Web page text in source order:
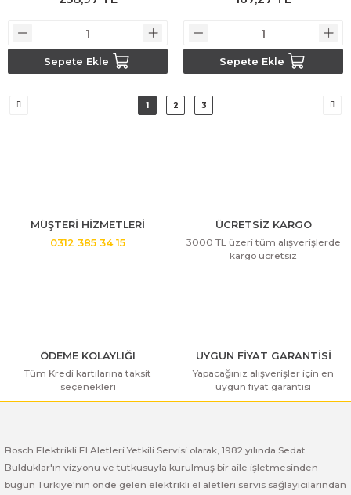
Sepete Ekle Sepete Ekle
1 2 3
MÜŞTERİ HİZMETLERİ
0312 385 34 15
ÜCRETSİZ KARGO
3000 TL üzeri tüm alışverişlerde
kargo ücretsiz
ÖDEME KOLAYLIĞI
Tüm Kredi kartılarına taksit
seçenekleri
UYGUN FİYAT GARANTİSİ
Yapacağınız alışverişler için en
uygun fiyat garantisi
Bosch Elektrikli El Aletleri Yetkili Servisi olarak, 1982 yılında Sedat
Bulduklar'ın vizyonu ve tutkusuyla kurulmuş bir aile işletmesinden
bugün Türkiye'nin önde gelen elektrikli el aletleri servis sağlayıcılarından